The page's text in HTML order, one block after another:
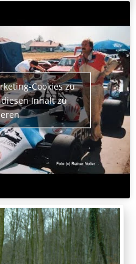
Cookies zu
Inhalt zu